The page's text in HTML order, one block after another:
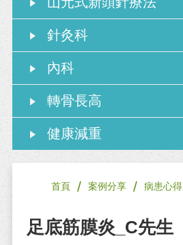
針灸科
內科
轉骨長高
健康減重
首頁 / 案例分享 / 病患心得
足底筋膜炎_C先生